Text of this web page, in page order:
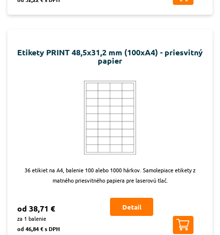
Etikety PRINT 48,5x31,2 mm (100xA4) - priesvitný
papier
36 etikiet na A4, balenie 100 alebo 1000 hárkov. Samolepiace etikety z
matného priesvitného papiera pre laserovú tlač.
od 38,71 €
za 1 balenie
od 46,84 € s DPH
Detail